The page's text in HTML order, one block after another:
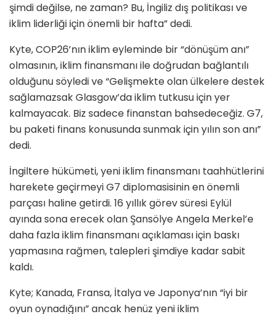
şimdi değilse, ne zaman? Bu, İngiliz dış politikası ve
iklim liderliği için önemli bir hafta” dedi.
Kyte, COP26’nın iklim eyleminde bir “dönüşüm anı”
olmasının, iklim finansmanı ile doğrudan bağlantılı
olduğunu söyledi ve “Gelişmekte olan ülkelere destek
sağlamazsak Glasgow’da iklim tutkusu için yer
kalmayacak. Biz sadece finanstan bahsedeceğiz. G7,
bu paketi finans konusunda sunmak için yılın son anı”
dedi.
İngiltere hükümeti, yeni iklim finansmanı taahhütlerini
harekete geçirmeyi G7 diplomasisinin en önemli
parçası haline getirdi. 16 yıllık görev süresi Eylül
ayında sona erecek olan Şansölye Angela Merkel’e
daha fazla iklim finansmanı açıklaması için baskı
yapmasına rağmen, talepleri şimdiye kadar sabit
kaldı.
Kyte; Kanada, Fransa, İtalya ve Japonya’nın “iyi bir
oyun oynadığını” ancak henüz yeni iklim